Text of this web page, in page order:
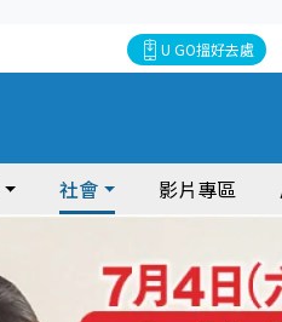
U GO搵好去處
社會 影片專區